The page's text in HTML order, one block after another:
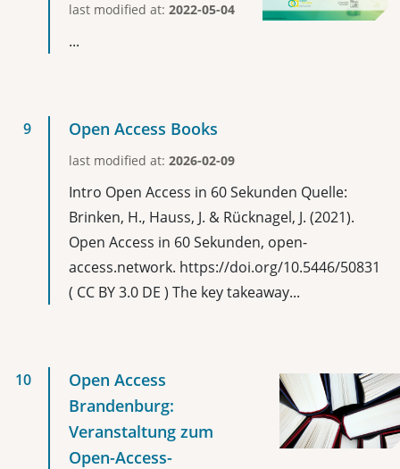
last modified at: 2022-05-04
...
Open Access Books
last modified at: 2026-02-09
Intro Open Access in 60 Sekunden Quelle:
Brinken, H., Hauss, J. & Rücknagel, J. (2021).
Open Access in 60 Sekunden, open-
access.network. https://doi.org/10.5446/50831
( CC BY 3.0 DE ) The key takeaway...
Open Access
Brandenburg:
Veranstaltung zum
Open-Access-